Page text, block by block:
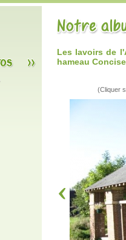
Les lavoirs de
hameau Concise
(Cliquer